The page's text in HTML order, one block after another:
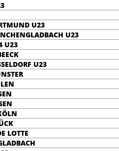
U23
U23
U23
U23
LOTTE